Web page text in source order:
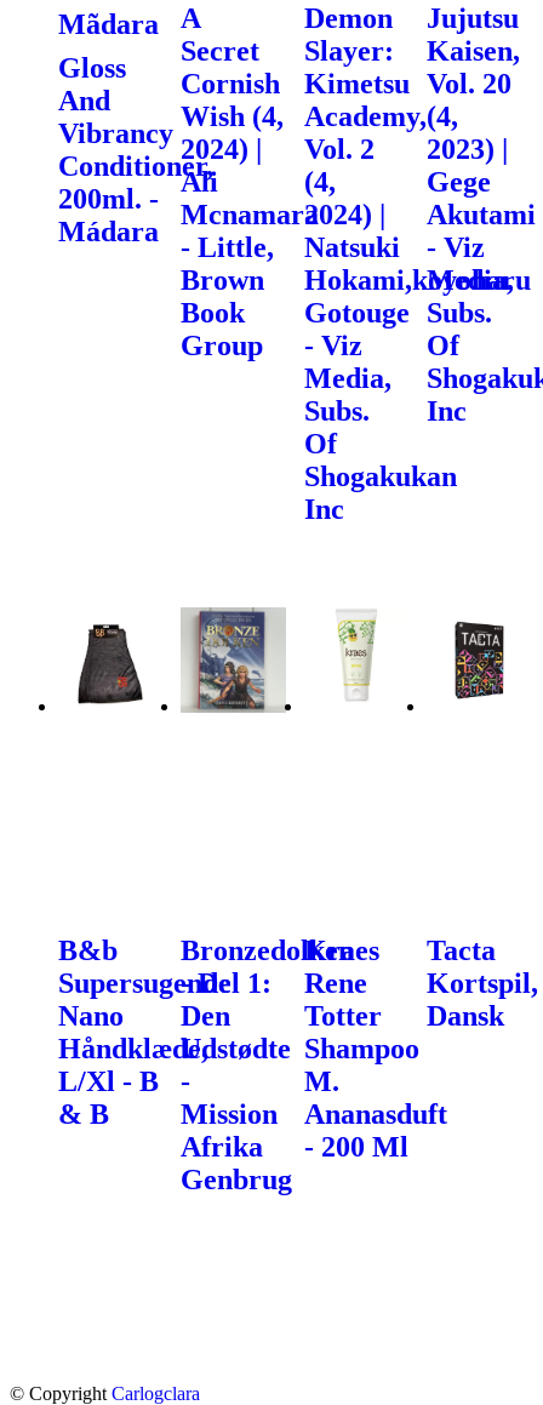
Mãdara
Gloss
And
Vibrancy
Conditioner,
200ml. -
Mádara
A
Secret
Cornish
Wish (4,
2024) |
Ali
Mcnamara
- Little,
Brown
Book
Group
Demon
Slayer:
Kimetsu
Academy,
Vol. 2
(4,
2024) |
Natsuki
Hokami,koyoharu
Gotouge
- Viz
Media,
Subs.
Of
Shogakukan
Inc
Jujutsu
Kaisen,
Vol. 20
(4,
2023) |
Gege
Akutami
- Viz
Media,
Subs.
Of
Inc
B&b
Supersugende
Nano
Håndklæde,
L/Xl - B
& B
Bronzedolken
- Del 1:
Den
Udstødte
-
Mission
Afrika
Genbrug
Kraes
Rene
Totter
Shampoo
M.
Ananasduft
- 200 Ml
Tacta
Kortspil,
Dansk
© Copyright Carlogclara